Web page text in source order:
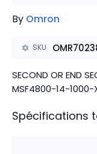
By Omron
SKU
SECOND OR END
MSF4800-14-1000-
Spécifications